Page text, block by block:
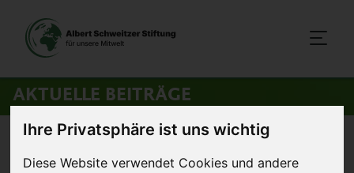
Ihre Privatsphäre ist uns wichtig
Diese Website verwendet Cookies und andere
AKTUELLE BEITRÄGE
Aktuelles> Mega-Mastanlage Haßleben: Etappensieg